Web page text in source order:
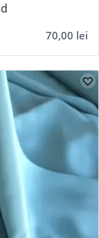
70,00 lei